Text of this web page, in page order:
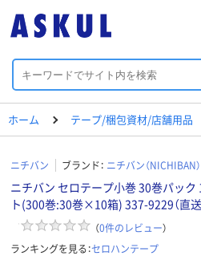
ホーム テープ/梱包資材/店舗用品
ニチバン ブランド： ニチバン（NICHIBAN）
ニチバン セロテープ小巻 30巻パック
ト(300巻:30巻×10箱) 337-9229（直送
（0件のレビュー）
ランキングを見る：セロハンテープ